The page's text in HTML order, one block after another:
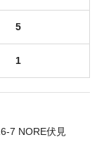
5
1
7 NORE伏見